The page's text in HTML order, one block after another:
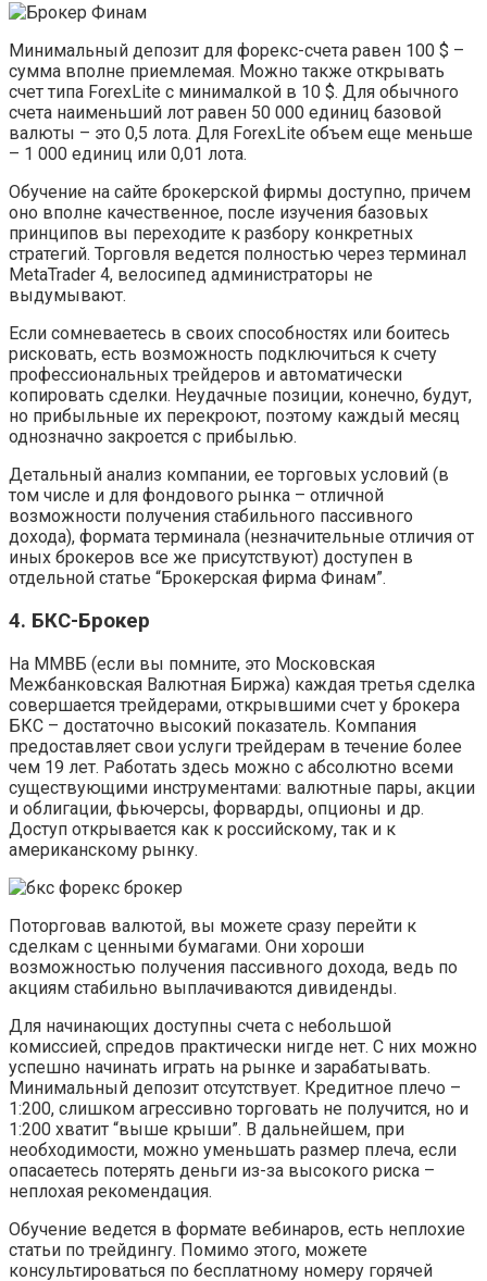
Минимальный депозит для форекс-счета равен 100 $ –
сумма вполне приемлемая. Можно также открывать
счет типа ForexLite с минималкой в 10 $. Для обычного
счета наименьший лот равен 50 000 единиц базовой
валюты – это 0,5 лота. Для ForexLite объем еще меньше
– 1 000 единиц или 0,01 лота.
Обучение на сайте брокерской фирмы доступно, причем
оно вполне качественное, после изучения базовых
принципов вы переходите к разбору конкретных
стратегий. Торговля ведется полностью через терминал
MetaTrader 4, велосипед администраторы не
выдумывают.
Если сомневаетесь в своих способностях или боитесь
рисковать, есть возможность подключиться к счету
профессиональных трейдеров и автоматически
копировать сделки. Неудачные позиции, конечно, будут,
но прибыльные их перекроют, поэтому каждый месяц
однозначно закроется с прибылью.
Детальный анализ компании, ее торговых условий (в
том числе и для фондового рынка – отличной
возможности получения стабильного пассивного
дохода), формата терминала (незначительные отличия от
иных брокеров все же присутствуют) доступен в
отдельной статье “Брокерская фирма Финам”.
4. БКС-Брокер
На ММВБ (если вы помните, это Московская
Межбанковская Валютная Биржа) каждая третья сделка
совершается трейдерами, открывшими счет у брокера
БКС – достаточно высокий показатель. Компания
предоставляет свои услуги трейдерам в течение более
чем 19 лет. Работать здесь можно с абсолютно всеми
существующими инструментами: валютные пары, акции
и облигации, фьючерсы, форварды, опционы и др.
Доступ открывается как к российскому, так и к
американскому рынку.
Поторговав валютой, вы можете сразу перейти к
сделкам с ценными бумагами. Они хороши
возможностью получения пассивного дохода, ведь по
акциям стабильно выплачиваются дивиденды.
Для начинающих доступны счета с небольшой
комиссией, спредов практически нигде нет. С них можно
успешно начинать играть на рынке и зарабатывать.
Минимальный депозит отсутствует. Кредитное плечо –
1:200, слишком агрессивно торговать не получится, но и
1:200 хватит “выше крыши”. В дальнейшем, при
необходимости, можно уменьшать размер плеча, если
опасаетесь потерять деньги из-за высокого риска –
неплохая рекомендация.
Обучение ведется в формате вебинаров, есть неплохие
статьи по трейдингу. Помимо этого, можете
консультироваться по бесплатному номеру горячей